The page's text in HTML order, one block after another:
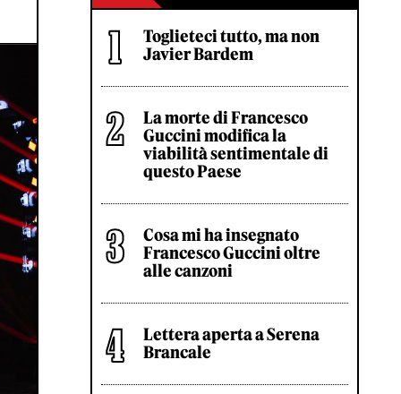
Toglieteci tutto, ma non
Javier Bardem
La morte di Francesco
Guccini modifica la
viabilità sentimentale di
questo Paese
Cosa mi ha insegnato
Francesco Guccini oltre
alle canzoni
Lettera aperta a Serena
Brancale